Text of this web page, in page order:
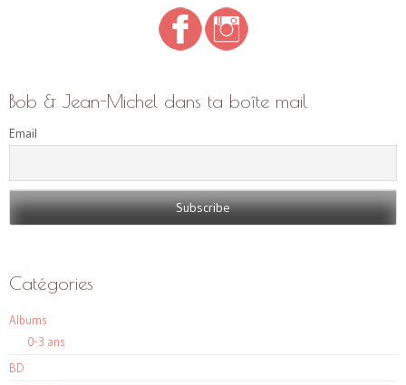
Bob & Jean-Michel dans ta boîte mail
Email
Catégories
Albums
0-3 ans
BD